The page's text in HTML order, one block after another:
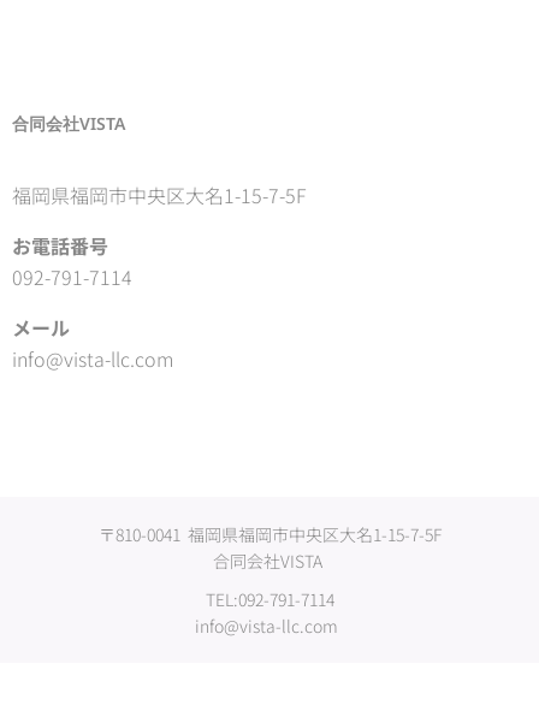
合同会社VISTA
福岡県福岡市中央区大名1-15-7-5F
お電話番号
092-791-7114
メール
info@vista-llc.com
〒810-0041 福岡県福岡市中央区大名1-15-7-5F
合同会社VISTA
TEL:092-791-7114
info@vista-llc.com